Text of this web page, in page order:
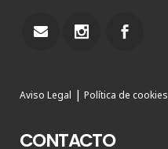
Aviso Legal | Política de cookies
CONTACTO